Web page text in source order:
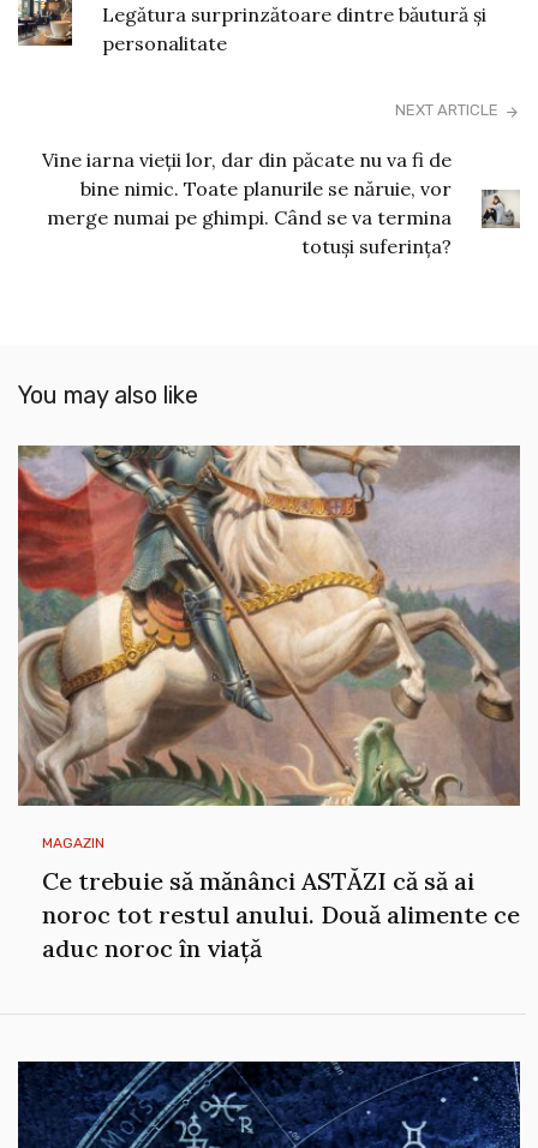
Legătura surprinzătoare dintre băutură și
personalitate
NEXT ARTICLE
Vine iarna vieții lor, dar din păcate nu va fi de
bine nimic. Toate planurile se năruie, vor
merge numai pe ghimpi. Când se va termina
totuși suferința?
You may also like
MAGAZIN
Ce trebuie să mănânci ASTĂZI că să ai
noroc tot restul anului. Două alimente ce
aduc noroc în viață